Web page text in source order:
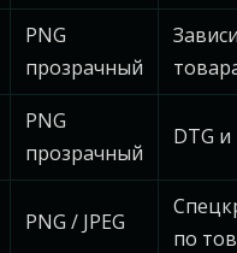
PNG
прозрачный
PNG
прозрачный
DTG и
PNG / JPEG
по